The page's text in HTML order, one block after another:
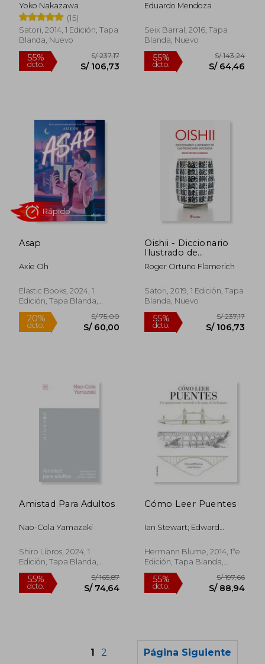
55%
dcto.
S/ 319,84
S/ 143,93
55%
dcto.
55% 55%
Yoko Nakazawa
(15)
Satori, 2014, 1 Edición, Tapa
Blanda, Nuevo
Eduardo Mendoza
Seix Barral, 2016, Tapa
Blanda, Nuevo
Asap
Axie Oh
Elastic Books, 2024, 1
Edición, Tapa Blanda,
Nuevo
Oishii - Diccionario
Ilustrado de
Gastronomiía
Japonesa
Roger Ortuño Flamerich
Satori, 2019, 1 Edición, Tapa
Blanda, Nuevo
Amistad Para Adultos
Nao-Cola Yamazaki
Shiro Libros, 2024, 1
Edición, Tapa Blanda,
Nuevo
Cómo Leer Puentes
Ian Stewart; Edward
Hermann Blume, 2014, 1ªe
Edición, Tapa Blanda,
Nuevo
1 2 Página Siguiente